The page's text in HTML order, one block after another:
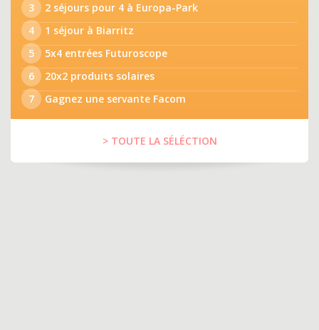
3
2 séjours pour 4 à Europa-Park
4
1 séjour à Biarritz
5
5x4 entrées Futuroscope
6
20x2 produits solaires
7
Gagnez une servante Facom
> TOUTE LA SÉLÉCTION